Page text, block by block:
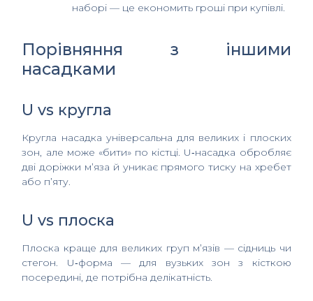
наборі — це економить гроші при купівлі.
Порівняння з іншими
насадками
U vs кругла
Кругла насадка універсальна для великих і плоских
зон, але може «бити» по кістці. U‑насадка обробляє
дві доріжки м’яза й уникає прямого тиску на хребет
або п’яту.
U vs плоска
Плоска краще для великих груп м’язів — сідниць чи
стегон. U‑форма — для вузьких зон з кісткою
посередині, де потрібна делікатність.